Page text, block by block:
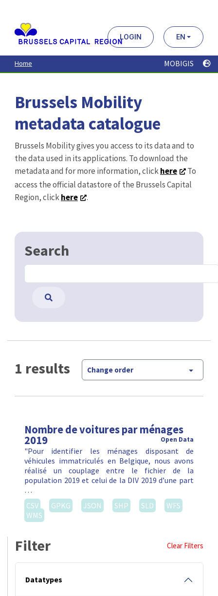
contenu
principal
LOGIN EN
Home MOBIGIS
Brussels Mobility
metadata catalogue
Brussels Mobility gives you access to its data and to
the data used in its applications. To download the
metadata and for more information, clickhere
To
access the official datastore of the Brussels Capital
Region, clickhere .
Search
1 results Change order
Nombre de voitures par ménages
2019 Open Data
"Pour identifier les ménages disposant de
véhicules immatriculés en Belgique, nous avons
réalisé un couplage entre le fichier de la
population 2019 et celui de la DIV 2019 d’une part
…
CSV
GPKG JSON SHP SLD
WFS
WMS
Filter Clear Filters
Datatypes